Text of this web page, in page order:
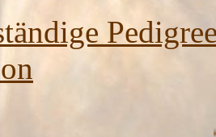
aktuell: im November 2006 wird